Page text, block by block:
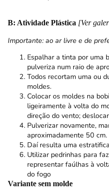
B: Atividade Plástica [Ver
Importante: ao ar livre e de
Espalhar a tinta por uma
pulveriza num raio de
Todos recortam uma ou
moldes.
Colocar os moldes na
ligeiramente à volta do
direção do vento;
Pulverizar novamente,
aproximadamente 50 cm.
Daí resulta uma
Utilizar pedrinhas para
representar faúlhas à
do fogo
Variante sem molde